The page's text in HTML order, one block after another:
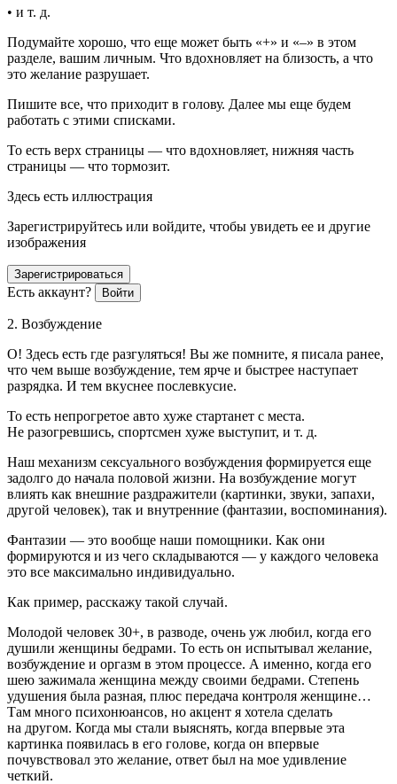
• и т. д.
Подумайте хорошо, что еще может быть «+» и «–» в этом
разделе, вашим личным. Что вдохновляет на близость, а что
это желание разрушает.
Пишите все, что приходит в голову. Далее мы еще будем
работать с этими списками.
То есть верх страницы — что вдохновляет, нижняя часть
страницы — что тормозит.
Здесь есть иллюстрация
Зарегистрируйтесь или войдите, чтобы увидеть ее и другие
изображения
Зарегистрироваться
Есть аккаунт? Войти
2. Возбуждение
О! Здесь есть где разгуляться! Вы же помните, я писала ранее,
что чем выше возбуждение, тем ярче и быстрее наступает
разрядка. И тем вкуснее послевкусие.
То есть непрогретое авто хуже стартанет с места.
Не разогревшись, спортсмен хуже выступит, и т. д.
Наш механизм сексуального возбуждения формируется еще
задолго до начала половой жизни. На возбуждение могут
влиять как внешние раздражители (картинки, звуки, запахи,
другой человек), так и внутренние (фантазии, воспоминания).
Фантазии — это вообще наши помощники. Как они
формируются и из чего складываются — у каждого человека
это все максимально индивидуально.
Как пример, расскажу такой случай.
Молодой человек 30+, в разводе, очень уж любил, когда его
душили женщины бедрами. То есть он испытывал желание,
возбуждение и оргазм в этом процессе. А именно, когда его
шею зажимала женщина между своими бедрами. Степень
удушения была разная, плюс передача контроля женщине…
Там много психонюансов, но акцент я хотела сделать
на другом. Когда мы стали выяснять, когда впервые эта
картинка появилась в его голове, когда он впервые
почувствовал это желание, ответ был на мое удивление
четкий.